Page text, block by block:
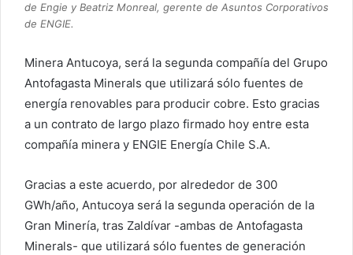
de Engie y Beatriz Monreal, gerente de Asuntos Corporativos
de ENGIE.
Minera Antucoya, será la segunda compañía del Grupo
Antofagasta Minerals que utilizará sólo fuentes de
energía renovables para producir cobre. Esto gracias
a un contrato de largo plazo firmado hoy entre esta
compañía minera y ENGIE Energía Chile S.A.
Gracias a este acuerdo, por alrededor de 300
GWh/año, Antucoya será la segunda operación de la
Gran Minería, tras Zaldívar -ambas de Antofagasta
Minerals- que utilizará sólo fuentes de generación